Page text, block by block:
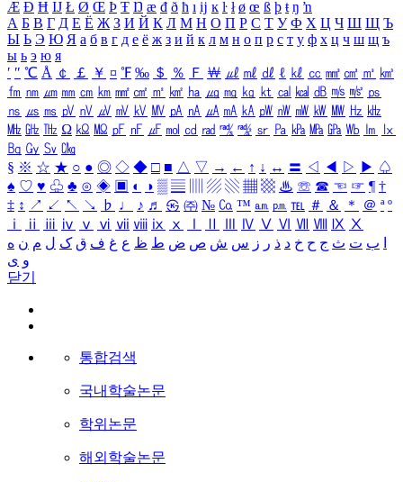
Æ Ð Ħ Ĳ Ł Ø Œ Þ Ŧ Ŋ æ đ ð ħ ı ĳ ĸ ŀ ł ø œ ß þ ŧ ŋ ŉ
А Б В Г Д Е Ё Ж З И Й К Л М Н О П Р С Т У Ф Х Ц Ч Ш Щ Ъ
Ы Ь Э Ю Я а б в г д е ё ж з и й к л м н о п р с т у ф х ц ч ш щ ъ
ы ь э ю я
′ ″ ℃ Å ￠ ￡ ￥ ¤ ℉ ‰ ＄ ％ Ｆ ￦ ㎕ ㎖ ㎗ ℓ ㎘ ㏄ ㎣ ㎤ ㎥ ㎦
㎙ ㎚ ㎛ ㎜ ㎝ ㎞ ㎟ ㎠ ㎡ ㎢ ㏊ ㎍ ㎎ ㎏ ㏏ ㎈ ㎉ ㏈ ㎧ ㎨ ㎰
㎱ ㎲ ㎳ ㎴ ㎵ ㎶ ㎷ ㎸ ㎹ ㎀ ㎁ ㎂ ㎃ ㎄ ㎺ ㎻ ㎽ ㎾ ㎿ ㎐ ㎑
㎒ ㎓ ㎔ Ω ㏀ ㏁ ㎊ ㎋ ㎌ ㏖ ㏅ ㎭ ㎮ ㎯ ㏛ ㎩ ㎪ ㎫ ㎬ ㏝ ㏐
㏓
㏃ ㏉ ㏜ ㏆
§ ※ ☆ ★ ○ ● ◎ ◇ ◆ □ ■ △ ▽ → ← ↑ ↓ ↔ 〓 ◁ ◀ ▷ ▶ ♤
♠ ♡ ♥ ♧ ♣ ⊙ ◈ ▣ ◐ ◑ ▒ ▤ ▨ ▧ ▦ ▩ ♨ ☏ ☎ ☜ ☞ ¶ †
‡ ↕ ↗ ↙ ↖ ↘ ♭ ♩ ♪ ♬ ㉿ ㈜ № ㏇ ™ ㏂ ㏘ ℡ ＃ ＆ ＊ ＠ ª º
ⅰ
ⅱ ⅲ ⅳ ⅴ ⅵ ⅶ ⅷ ⅸ ⅹ Ⅳ Ⅴ Ⅵ Ⅶ Ⅷ Ⅸ Ⅹ
ب ت ث ج ح خ د ذ ر ز س ش ص ض ط ظ ع غ ف ق ک ل م ن ه
و ی
닫기
통합검색
국내학술논문
학위논문
해외학술논문